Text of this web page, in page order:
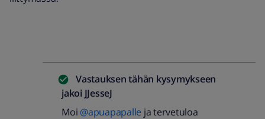
Vastauksen tähän kysymykseen
jakoi JJesseJ
Moi @apuapapalle ja tervetuloa